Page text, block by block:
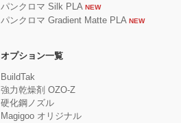
パンクロマ Silk PLA NEW
パンクロマ Gradient Matte PLA NEW
オプション一覧
BuildTak
強力乾燥剤 OZO-Z
硬化鋼ノズル
Magigoo オリジナル